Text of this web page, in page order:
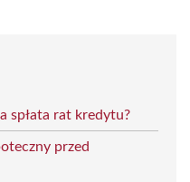
spłata rat kredytu?
przed